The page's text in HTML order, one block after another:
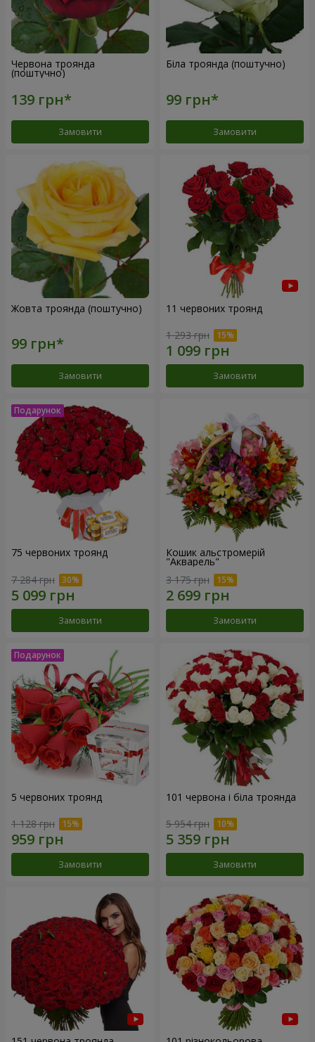
Червона троянда
(поштучно)
Замовити
Біла троянда (поштучно)
Замовити
Жовта троянда (поштучно)
Замовити
11 червоних троянд
1 293 грн
Замовити
75 червоних троянд
7 284 грн
Замовити
Кошик альстромерій
"Акварель"
3 175 грн
Замовити
5 червоних троянд
1 128 грн
Замовити
101 червона і біла троянда
5 954 грн
Замовити